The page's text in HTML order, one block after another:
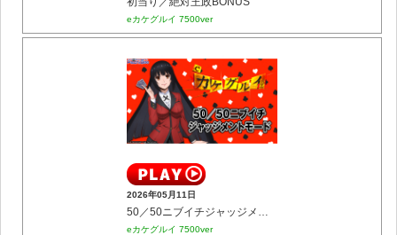
eカケグルイ 7500ver
2026年05月11日
50／50ニブイチジャッジメントモード
eカケグルイ 7500ver